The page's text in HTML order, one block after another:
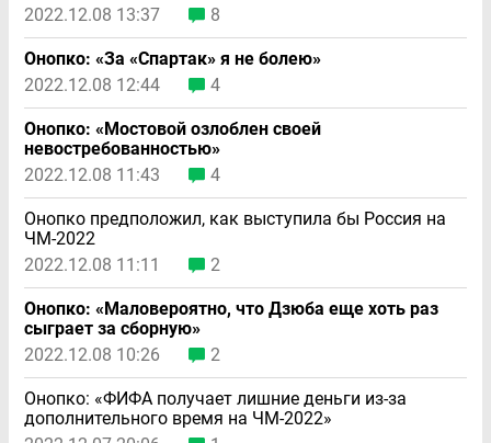
2022.12.08 13:37
8
Онопко: «За «Спартак» я не болею»
2022.12.08 12:44
4
Онопко: «Мостовой озлоблен своей
невостребованностью»
2022.12.08 11:43
4
Онопко предположил, как выступила бы Россия на
ЧМ-2022
2022.12.08 11:11
2
Онопко: «Маловероятно, что Дзюба еще хоть раз
сыграет за сборную»
2022.12.08 10:26
2
Онопко: «ФИФА получает лишние деньги из-за
дополнительного время на ЧМ-2022»